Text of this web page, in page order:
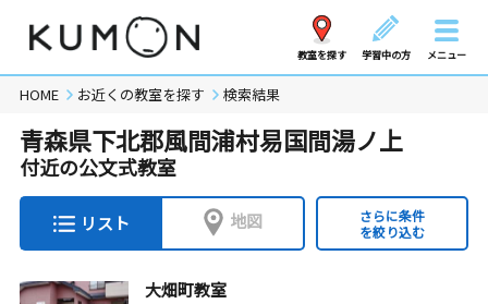
教室を探す 学習中の方 メニュー
HOME お近くの教室を探す 検索結果
青森県下北郡風間浦村易国間湯ノ上
付近の公文式教室
リスト 地図
さらに条件
を絞り込む
大畑町教室